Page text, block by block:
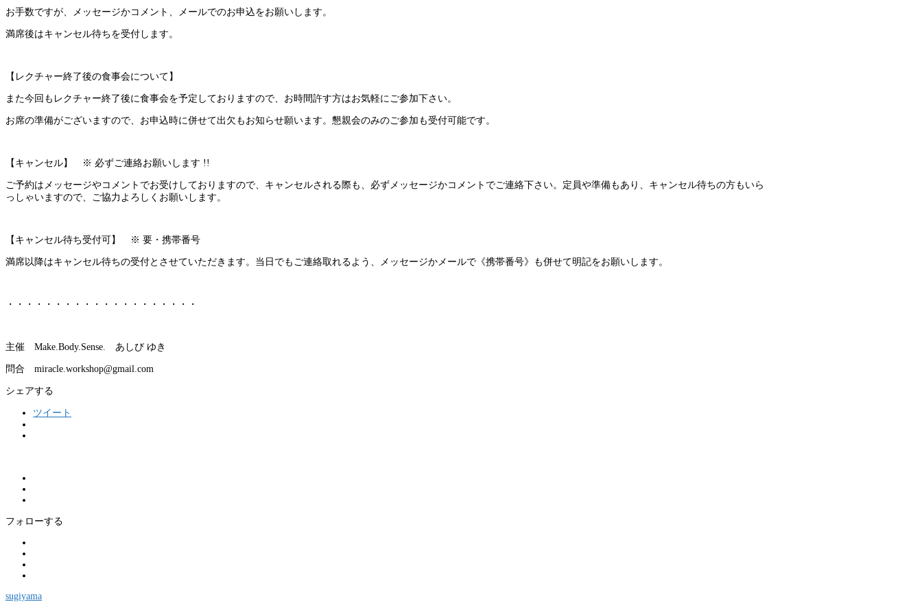
お手数ですが、メ ッセージかコメント、メールでのお申込をお願いします。
満席後はキャンセル待ちを受付します。
【レクチャー終了後の食事会について】
また今回もレクチャー終了後に食事会を予定しておりますので、お時間許す方はお気軽にご参加下さい。
お席の準備がございますので、お申込時に併せて出欠もお知らせ願い ます。懇親会のみのご参加も受付可能です。
【キャンセル】 ※ 必ずご連絡お願いします !!
ご予約はメッセージやコメントでお受けしておりますので 、キャンセルされる際も、必ずメッセージかコメントでご連絡下さい。定員や準備もあり、キャンセル待ちの方もいら
っしゃいますので、ご協力よろしくお願いします。
【キャンセル待ち受付可】 ※ 要・携帯番号
満席以降はキャンセル待ちの受付とさせていただきます。 当日でもご連絡取れるよう、メッセージかメールで《携帯番号》も併せて明記をお願いします。
・・・・・・・・・・・・・・・・・・・・
主催 Make.Body.Sense. あしび ゆき
問合 miracle.workshop@gmail. com
シェアする
ツイート
フォローする
sugiyama